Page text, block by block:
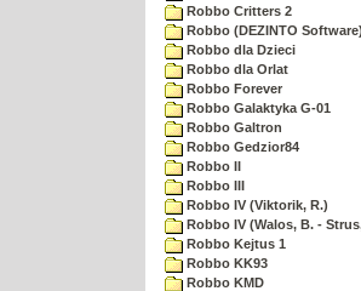
Robbo Critters 2
Robbo (DEZINTO
Robbo dla Dzieci
Robbo dla Orlat
Robbo Forever
Robbo Galaktyka G-01
Robbo Galtron
Robbo Gedzior84
Robbo II
Robbo III
Robbo IV (Viktorik, R.)
Robbo IV (Walos, B. -
Robbo Kejtus 1
Robbo KK93
Robbo KMD